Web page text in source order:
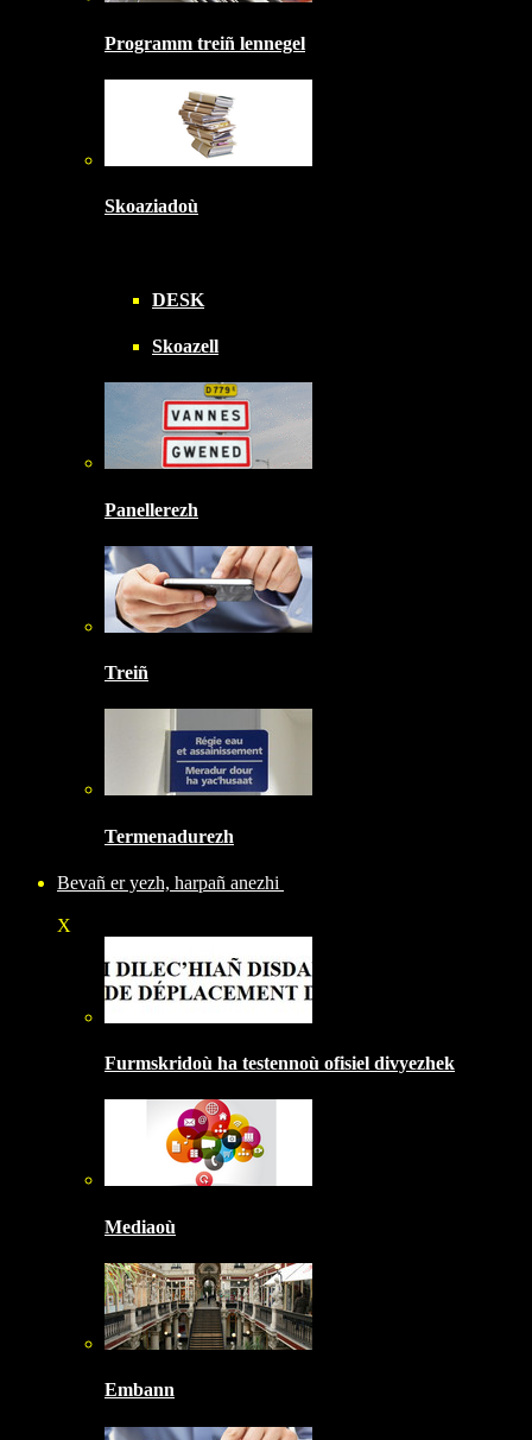
Programm treiñ lennegel
Skoaziadoù
DESK
Skoazell
Panellerezh
Treiñ
Termenadurezh
Bevañ er yezh, harpañ anezhi
X
Furmskridoù ha testennoù ofisiel divyezhek
Mediaoù
Embann